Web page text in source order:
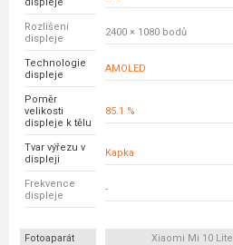
Rozlišení
displeje
2400 × 1080 bodů
Technologie
displeje
AMOLED
Poměr
velikosti
displeje k tělu
85.1 %
Tvar výřezu v
displeji
Kapka
Frekvence
displeje
-
Fotoaparát Xiaomi Mi 10 Lite